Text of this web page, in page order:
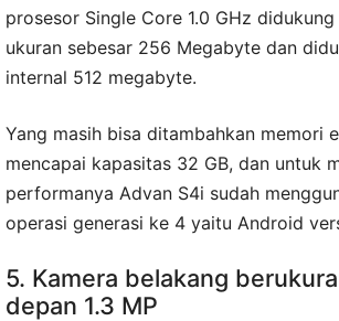
prosesor Single Core 1.0 GHz didukung
ukuran sebesar 256 Megabyte dan
internal 512 megabyte.
Yang masih bisa ditambahkan memori
mencapai kapasitas 32 GB, dan untuk
performanya Advan S4i sudah
operasi generasi ke 4 yaitu Android
5. Kamera belakang
depan 1.3 MP